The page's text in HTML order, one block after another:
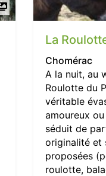
La
Chomérac
A la nuit, au
Roulotte du
véritable
amoureux
séduit de
originalité et
proposées
roulotte,